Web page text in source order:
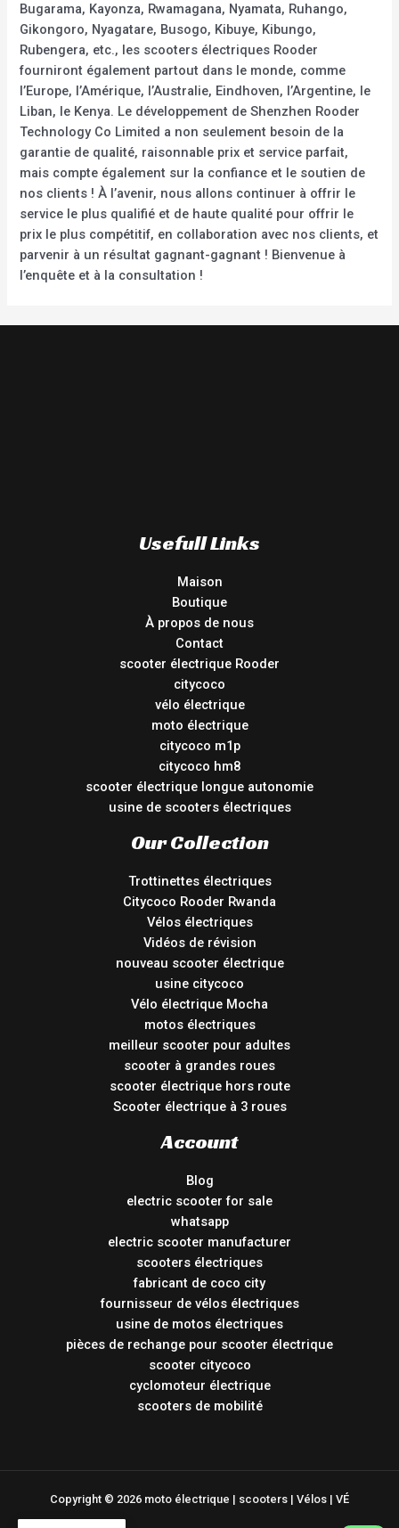
Bugarama, Kayonza, Rwamagana, Nyamata, Ruhango,
Gikongoro, Nyagatare, Busogo, Kibuye, Kibungo,
Rubengera, etc., les scooters électriques Rooder
fourniront également partout dans le monde, comme
l’Europe, l’Amérique, l’Australie, Eindhoven, l’Argentine, le
Liban, le Kenya. Le développement de Shenzhen Rooder
Technology Co Limited a non seulement besoin de la
garantie de qualité, raisonnable prix et service parfait,
mais compte également sur la confiance et le soutien de
nos clients ! À l’avenir, nous allons continuer à offrir le
service le plus qualifié et de haute qualité pour offrir le
prix le plus compétitif, en collaboration avec nos clients, et
parvenir à un résultat gagnant-gagnant ! Bienvenue à
l’enquête et à la consultation !
Usefull Links
Maison
Boutique
À propos de nous
Contact
scooter électrique Rooder
citycoco
vélo électrique
moto électrique
citycoco m1p
citycoco hm8
scooter électrique longue autonomie
usine de scooters électriques
Our Collection
Trottinettes électriques
Citycoco Rooder Rwanda
Vélos électriques
Vidéos de révision
nouveau scooter électrique
usine citycoco
Vélo électrique Mocha
motos électriques
meilleur scooter pour adultes
scooter à grandes roues
scooter électrique hors route
Scooter électrique à 3 roues
Account
Blog
electric scooter for sale
whatsapp
electric scooter manufacturer
scooters électriques
fabricant de coco city
fournisseur de vélos électriques
usine de motos électriques
pièces de rechange pour scooter électrique
scooter citycoco
cyclomoteur électrique
scooters de mobilité
Copyright © 2026 moto électrique | scooters | Vélos | VÉ